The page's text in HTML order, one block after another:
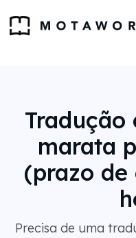
marata
(prazo de
Precisa de uma